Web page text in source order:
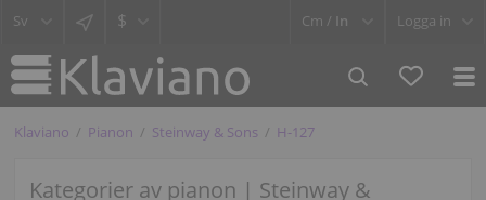
$ Cm / In Logga in
Klaviano Pianon Steinway & Sons H-127
Kategorier av pianon | Steinway &